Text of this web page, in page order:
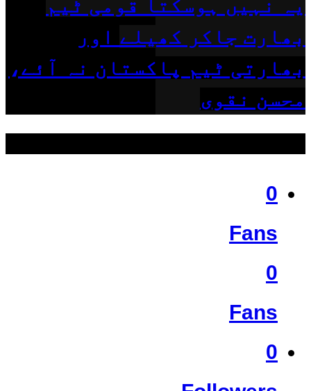
یہ نہیں ہوسکتا قومی ٹیم
بھارت جاکر کھیلے اور
بھارتی ٹیم پاکستان نہ آئے،
محسن نقوی
0
Fans
0
Fans
0